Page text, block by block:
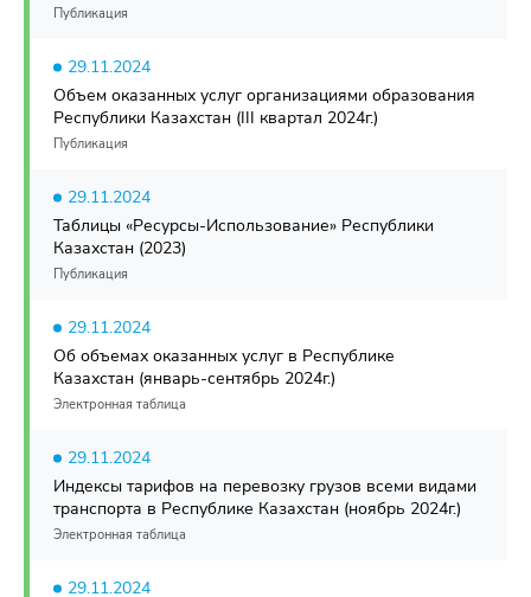
Публикация
29.11.2024
Объем оказанных услуг организациями образования
Республики Казахстан (III квартал 2024г.)
Публикация
29.11.2024
Таблицы «Ресурсы-Использование» Республики
Казахстан (2023)
Публикация
29.11.2024
Об объемах оказанных услуг в Республике
Казахстан (январь-сентябрь 2024г.)
Электронная таблица
29.11.2024
Индексы тарифов на перевозку грузов всеми видами
транспорта в Республике Казахстан (ноябрь 2024г.)
Электронная таблица
29.11.2024